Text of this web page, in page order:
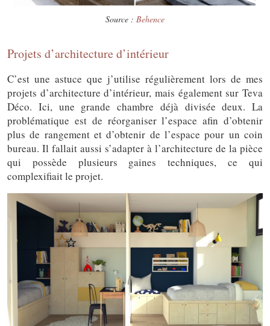
Source : Behence
Projets d’architecture d’intérieur
C’est une astuce que j’utilise régulièrement lors de mes
projets d’architecture d’intérieur, mais également sur Teva
Déco. Ici, une grande chambre déjà divisée deux. La
problématique est de réorganiser l’espace afin d’obtenir
plus de rangement et d’obtenir de l’espace pour un coin
bureau. Il fallait aussi s’adapter à l’architecture de la pièce
qui possède plusieurs gaines techniques, ce qui
complexifiait le projet.